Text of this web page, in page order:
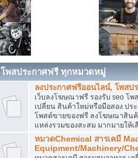
โพสประกาศฟรี ทุกหมวดหมู่
ลงประกาศฟรีออนไลน์, โพสป
เว็บลงโฆษณาฟรี รองรับ seo โ
เปลี่ยน สินค้าใหม่หรือมือสอง ป
โพสต์ขายของฟรี ลงโฆษณาสิน
แหล่งรวมของสะสม มากมายให้เ
หมวดChemical สารเคมี
Equipment/Machinery/